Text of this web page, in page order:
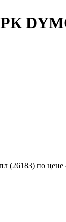
(26183) по цене